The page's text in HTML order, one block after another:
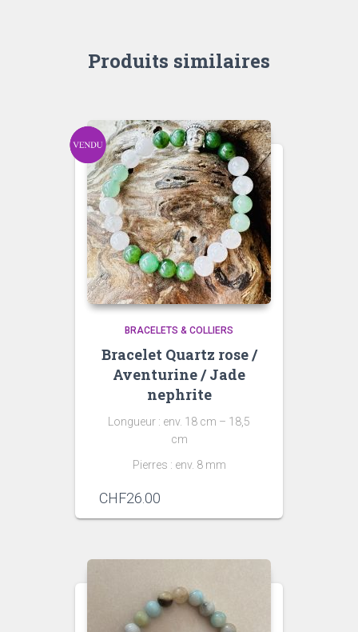
Produits similaires
BRACELETS & COLLIERS
Bracelet Quartz rose /
Aventurine / Jade
nephrite
Longueur : env. 18 cm – 18,5
cm
Pierres : env. 8 mm
CHF26.00